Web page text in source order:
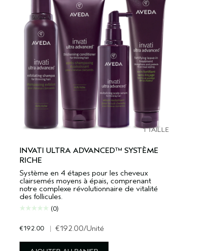
1 TAILLE
INVATI ULTRA ADVANCED™ SYSTÈME
RICHE
Système en 4 étapes pour les cheveux
clairsemés moyens à épais, comprenant
notre complexe révolutionnaire de vitalité
des follicules.
(0)
€192.00 | €192.00/Unité